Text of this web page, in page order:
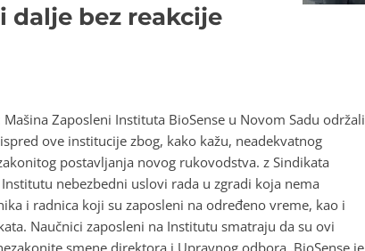
dalje bez reakcije
Zaposleni Instituta BioSense u Novom Sadu održali
ove institucije zbog, kako kažu, neadekvatnog
postavljanja novog rukovodstva. z Sindikata
nebezbedni uslovi rada u zgradi koja nema
i radnica koji su zaposleni na određeno vreme, kao i
Naučnici zaposleni na Institutu smatraju da su ovi